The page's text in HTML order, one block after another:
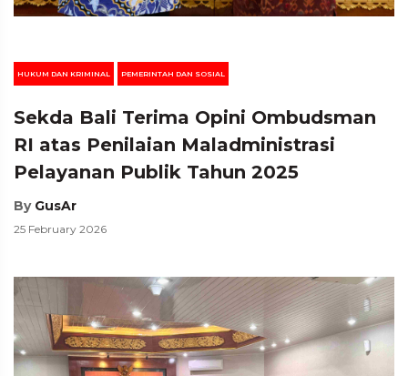
HUKUM DAN KRIMINAL PEMERINTAH DAN SOSIAL
Sekda Bali Terima Opini Ombudsman
RI atas Penilaian Maladministrasi
Pelayanan Publik Tahun 2025
By GusAr
25 February 2026